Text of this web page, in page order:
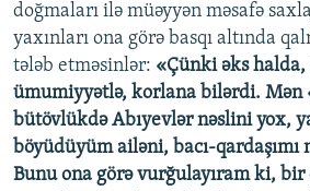
doğmaları ilə müəyyən məsafə
yaxınları ona görə basqı altında
tələb etməsinlər: «Çünki əks
ümumiyyətlə, korlana bilərdi. Mən
bütövlükdə Abıyevlər nəslini yox,
böyüdüyüm ailəni, bacı-qardaşımı
Bunu ona görə vurğulayıram ki,